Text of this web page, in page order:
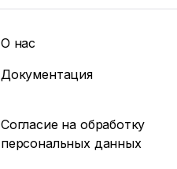
О нас
Документация
Согласие на обработку
персональных данных